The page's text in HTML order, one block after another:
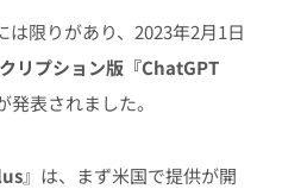
限りがあり、2023年2月1日
リプション版『ChatGPT
発表されました。
』は、まず米国で提供が開